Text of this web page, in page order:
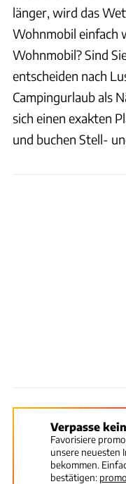
länger, wird das
Wohnmobil einfach
Wohnmobil? Sind
entscheiden nach
Campingurlaub als
sich einen exakten
und buchen Stell-
Verpasse
Favorisiere
unsere neuesten
bekommen.
bestätigen: